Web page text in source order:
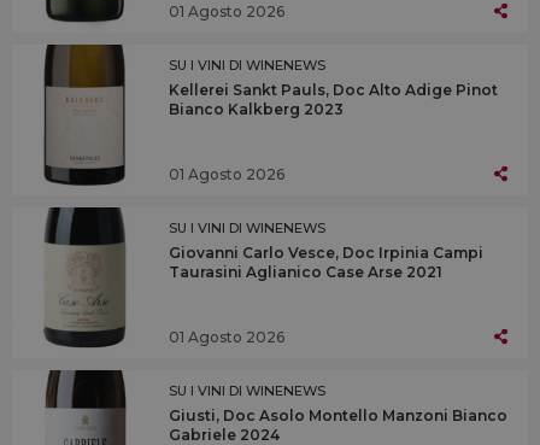
01 Agosto 2026
SU I VINI DI WINENEWS
Kellerei Sankt Pauls, Doc Alto Adige Pinot
Bianco Kalkberg 2023
01 Agosto 2026
SU I VINI DI WINENEWS
Giovanni Carlo Vesce, Doc Irpinia Campi
Taurasini Aglianico Case Arse 2021
01 Agosto 2026
SU I VINI DI WINENEWS
Giusti, Doc Asolo Montello Manzoni Bianco
Gabriele 2024